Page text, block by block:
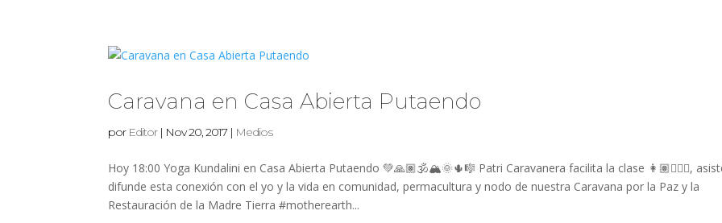
Caravana en Casa Abierta Putaendo
por Editor| Nov 20, 2017 | Medios
Hoy 18:00 Yoga Kundalini en Casa Abierta Putaendo 💚🙏🏽🕉🏔🌞🌵🎼 Patri Caravanera facilita la clase 👩🏽👳🏻‍♀️,
difunde esta conexión con el yo y la vida en comunidad, permacultura y nodo de nuestra Caravana por la Paz y la
Restauración de la Madre Tierra #motherearth...